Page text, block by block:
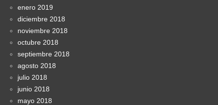
enero 2019
diciembre 2018
noviembre 2018
octubre 2018
septiembre 2018
agosto 2018
julio 2018
junio 2018
mayo 2018